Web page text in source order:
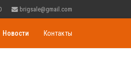
brigsale@gmail.com
Новости Контакты